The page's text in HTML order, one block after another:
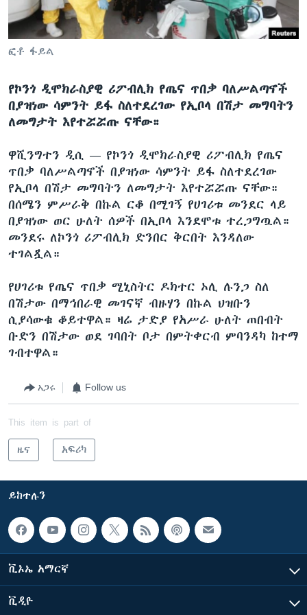
ቋንቋዎች
ፎቶ ፋይል
የኮንጎ ዲሞክራስያዊ ሪፖብሊክ የጤና ጥበቃ ባለሥልጣኖች
በያዝነው ሳምንት ይፋ ስለተደረገው የኢቦላ በሽታ መግባትን
ለመግታት እየተሯሯጡ ናቸው።
ዋሺንግተን ዲሲ — የኮንጎ ዲሞክራስያዊ ሪፖብሊክ የጤና
ጥበቃ ባለሥልጣኖች በያዝነው ሳምንት ይፋ ስለተደረገው
የኢቦላ በሽታ መግባትን ለመግታት እየተሯሯጡ ናቸው።
በሰሜን ምሥራቅ በኩል ርቆ በሚገኝ የሀገሪቱ መንደር ላይ
በያዝነው ወር ሁለት ሰዎች በኢቦላ እንደሞቱ ተረጋግጧል።
መንደሩ ለኮንጎ ሪፖብሊክ ድንበር ቅርበት እንዳለው
ተገልጿል።
የሀገሪቱ የጤና ጥበቃ ሚኒስትር ዶክተር ኦሊ ሉንጋ ስለ
በሽታው በማኅበራዊ መገናኛ ብዙሃን በኩል ህዝቡን
ሲያሳውቁ ቆይተዋል። ዛሬ ታድያ የአሥራ ሁለት ጠበብት
ቡድን በሽታው ወደ ገባበት ቦታ በምትቀርብ ምባንዳካ ከተማ
ገብተዋል።
አጋሩ Follow us
This item is part of
ዜና አፍሪካ
ይከተሉን
ቪኦኤ አማርኛ
ቪዲዮ